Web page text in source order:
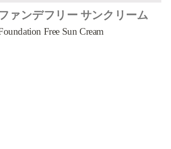
ァンデフリー サンクリーム
Free Sun Cream